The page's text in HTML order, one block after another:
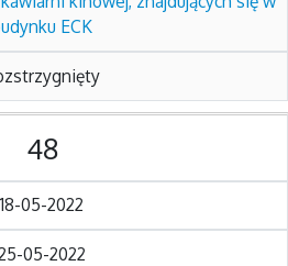
ECK
48
18-05-2022
05-2022